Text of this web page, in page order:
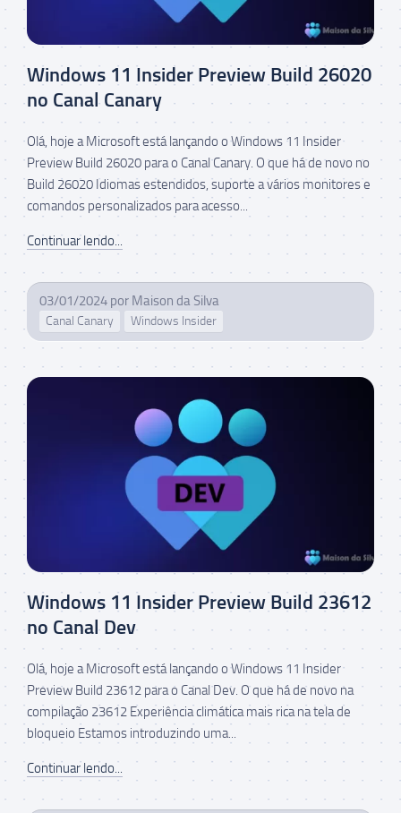
Windows 11 Insider Preview Build 26020
no Canal Canary
Olá, hoje a Microsoft está lançando o Windows 11 Insider
Preview Build 26020 para o Canal Canary. O que há de novo no
Build 26020 Idiomas estendidos, suporte a vários monitores e
comandos personalizados para acesso...
Continuar lendo...
03/01/2024 por Maison da Silva
Canal Canary Windows Insider
Windows 11 Insider Preview Build 23612
no Canal Dev
Olá, hoje a Microsoft está lançando o Windows 11 Insider
Preview Build 23612 para o Canal Dev. O que há de novo na
compilação 23612 Experiência climática mais rica na tela de
bloqueio Estamos introduzindo uma...
Continuar lendo...